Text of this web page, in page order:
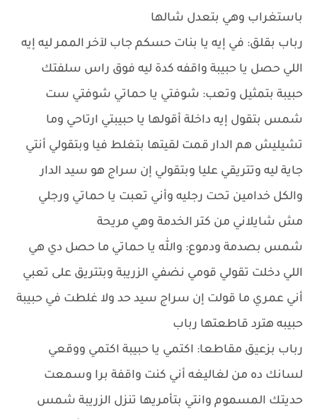
باستغراب وهي بتعدل شالها
رباب بقلق: في إيه يا بنات حسكم جاب لآخر الممر ليه إيه
اللي حصل يا حبيبة واقفه كدة ليه فوق راس سلفتك
حبيبة بتمثيل وتعب: شوفتي يا حماتي شوفتي ست
شمس بتقول إيه داخلة أقولها يا حبيبتي ارتاحي وما
تشيليش هم الدار قمت لقيتها بتغلط فيا وبتقولي أنتي
جاية ليه وتتريقي عليا وبتقولي إن سراج هو سيد الدار
والكل خدامين تحت رجليه وأني تعبت يا حماتي ورجلي
مش شايلاني من كتر الخدمة وهي مريحة
شمس بصدمة ودموع: والله يا حماتي ما حصل دي هي
اللي دخلت تقولي قومي نضفي الزريبة وبتتريق على تعبي
أني عمري ما قولت إن سراج سيد حد ولا غلطت في حبيبة
حبيبه هترد قاطعتها رباب
رباب بزعيق مقاطعا: اكتمي يا حبيبة اكتمي ووقعي
لسانك ده من لغاليغه أني كنت واقفة برا وسمعت
حديتك المسموم وانتي بتأمريها تنزل الزريبة شمس